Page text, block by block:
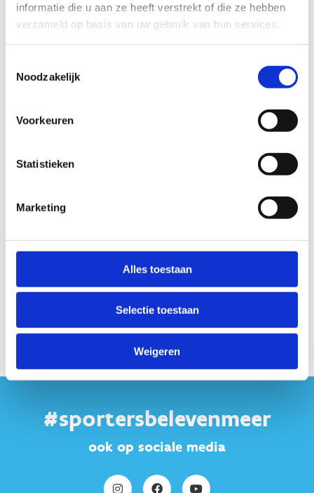
informatie die u aan ze heeft verstrekt of die ze hebben
verzameld op basis van uw gebruik van hun services.
Noodzakelijk
Voorkeuren
Statistieken
Marketing
Alles toestaan
Selectie toestaan
Weigeren
Locatie
KU Leuven
de KU Leuven (Faculteit Bewegings- en
Revalidatiewetenschappen, gebouw De Nayer (Sportkot
Wegwijs op de campus
#sportersbelevenmeer
ook op sociale media